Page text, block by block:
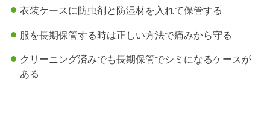
衣装ケースに防虫剤と防湿材を入れて保管する
服を長期保管する時は正しい方法で痛みから守る
クリーニング済みでも長期保管でシミになるケースが
ある